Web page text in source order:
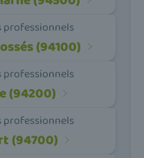
professionnels
(94100)
professionnels
(94200)
professionnels
(94700)